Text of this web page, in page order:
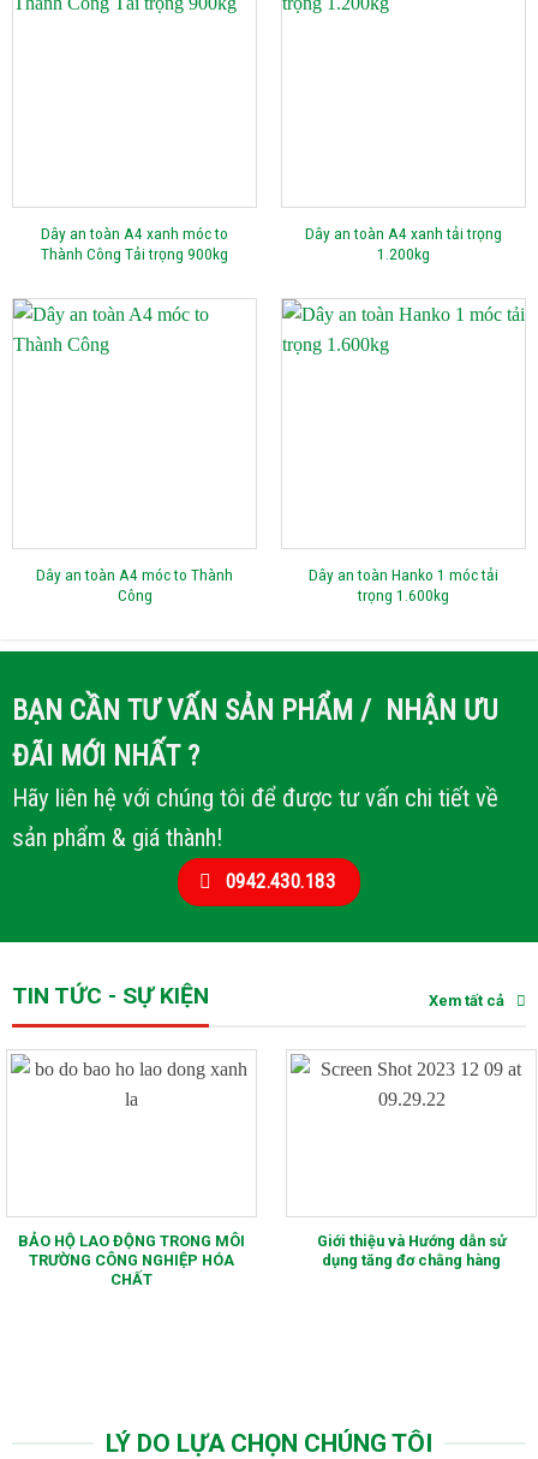
Dây an toàn A4 xanh móc to
Thành Công Tải trọng 900kg
Dây an toàn A4 xanh tải trọng
1.200kg
Dây an toàn A4 móc to Thành
Công
Dây an toàn Hanko 1 móc tải
trọng 1.600kg
BẠN CẦN TƯ VẤN SẢN PHẨM / NHẬN ƯU
ĐÃI MỚI NHẤT ?
Hãy liên hệ với chúng tôi để được tư vấn chi tiết về
sản phẩm & giá thành!
0942.430.183
TIN TỨC - SỰ KIỆN Xem tất cả
BẢO HỘ LAO ĐỘNG TRONG MÔI
TRƯỜNG CÔNG NGHIỆP HÓA
CHẤT
Giới thiệu và Hướng dẫn sử
dụng tăng đơ chằng hàng
LÝ DO LỰA CHỌN CHÚNG TÔI